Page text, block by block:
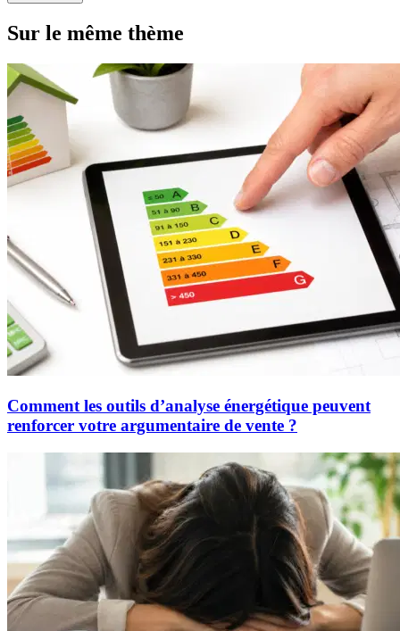
Sur le même thème
Comment les outils d’analyse énergétique peuvent
renforcer votre argumentaire de vente ?